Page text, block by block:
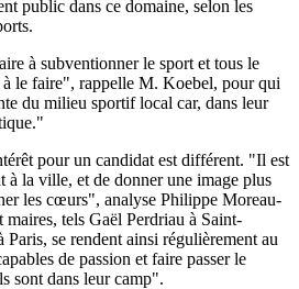
public dans ce domaine, selon les
à subventionner le sport et tous le
le faire", rappelle M. Koebel, pour qui
du milieu sportif local car, dans leur
pour un candidat est différent. "Il est
à la ville, et de donner une image plus
les cœurs", analyse Philippe Moreau-
tels Gaël Perdriau à Saint-
se rendent ainsi régulièrement au
de passion et faire passer le
sont dans leur camp".